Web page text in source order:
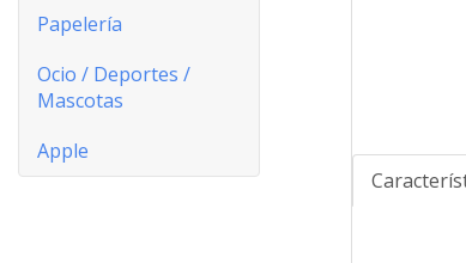
Papelería
Ocio / Deportes /
Mascotas
Apple